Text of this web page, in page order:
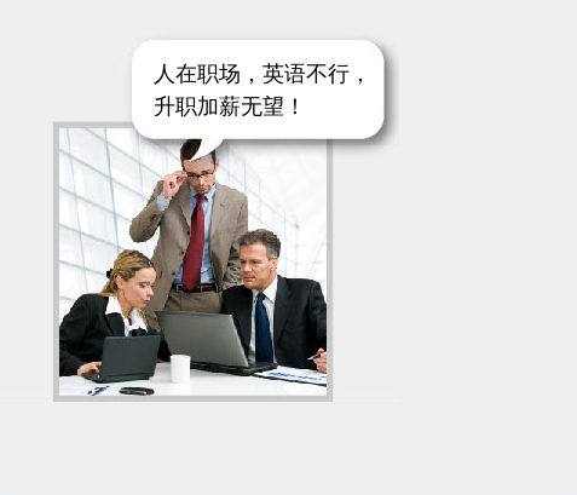
人在职场，英语不行，
升职加薪无望！